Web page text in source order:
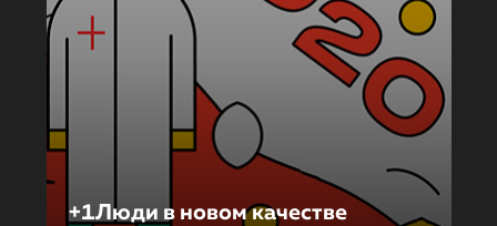
+1Люди в новом качестве